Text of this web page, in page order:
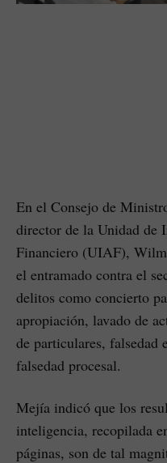
En el Consejo de
director de la Unidad de
Financiero (UIAF),
el entramado contra el
delitos como concierto
apropiación, lavado de
de particulares, falsedad
falsedad procesal.
Mejía indicó que los
inteligencia, recopilada
páginas, son de tal